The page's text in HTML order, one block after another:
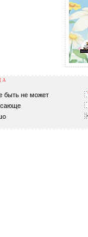
быть не может